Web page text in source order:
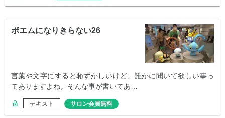
ポエムになりきらない26
言葉や文字にすると恥ずかしいけど、誰かに聞いて欲しい事っ
てありますよね。そんな事が書いてあ…
テキスト サロン会員無料